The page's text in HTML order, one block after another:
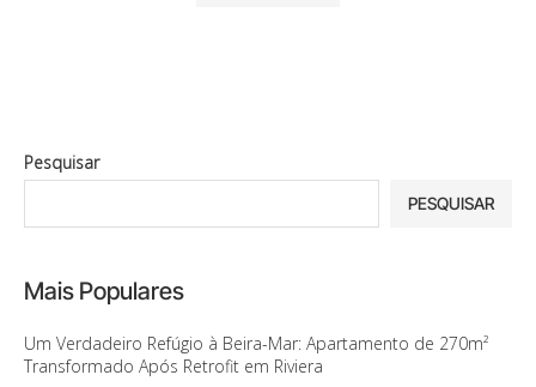
Pesquisar
PESQUISAR
Mais Populares
Um Verdadeiro Refúgio à Beira-Mar: Apartamento de 270m²
Transformado Após Retrofit em Riviera